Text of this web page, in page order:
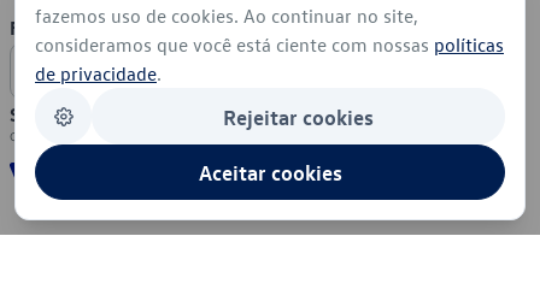
Formas de Pagamento
Segurança
fazemos uso de cookies. Ao continuar no site,
consideramos que você está ciente com nossas políticas
de privacidade.
Rejeitar cookies
Aceitar cookies